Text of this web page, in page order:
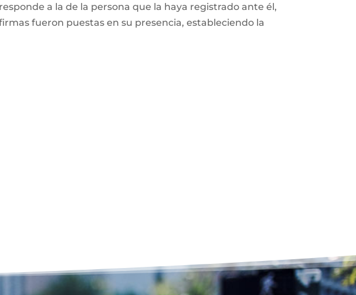
a la de la persona que la haya registrado ante él,
fueron puestas en su presencia, estableciendo la